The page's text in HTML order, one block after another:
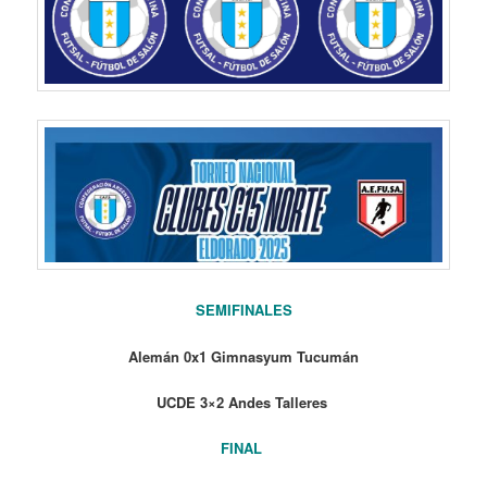
SEMIFINALES
Alemán 0x1 Gimnasyum Tucumán
UCDE 3×2 Andes Talleres
FINAL